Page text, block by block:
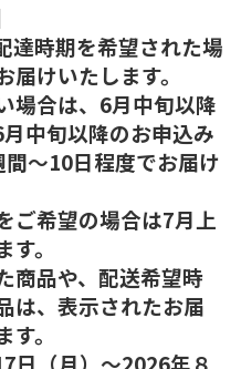
時期を希望された場
けいたします。
場合は、6月中旬以降
中旬以降のお申込み
～10日程度でお届け
ご希望の場合は7月上
。
商品や、配送希望時
は、表示されたお届
。
日（月）～2026年８